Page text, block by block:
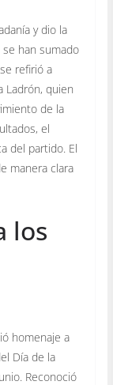
y dio la
han sumado
refirió a
Ladrón, quien
de la
el
del partido. El
manera clara
los
homenaje a
Día de la
Reconoció